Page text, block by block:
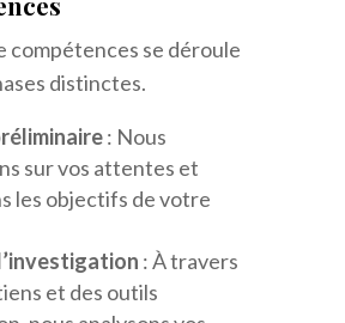
compétences se déroule
distinctes.
: Nous
sur vos attentes et
les objectifs de votre
: À travers
et des outils